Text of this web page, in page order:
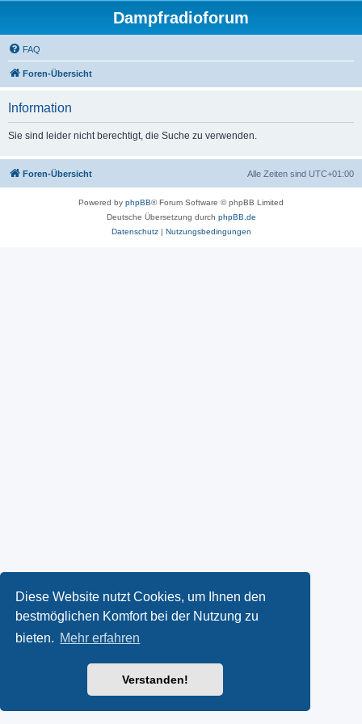
Diese Website nutzt Cookies, um Ihnen den
bestmöglichen Komfort bei der Nutzung zu
bieten. Mehr erfahren
Verstanden!
Dampfradioforum
FAQ
Foren-Übersicht
Information
Sie sind leider nicht berechtigt, die Suche zu verwenden.
Foren-Übersicht Alle Zeiten sind UTC+01:00
Powered by phpBB® Forum Software © phpBB Limited
Deutsche Übersetzung durch phpBB.de
Datenschutz| Nutzungsbedingungen